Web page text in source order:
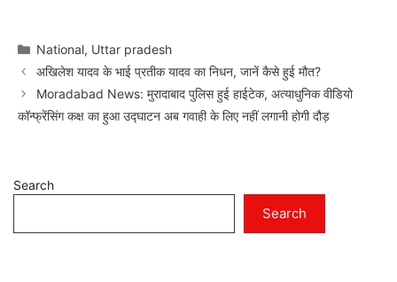
Categories
National, Uttar pradesh
अखिलेश यादव के भाई प्रतीक यादव का निधन, जानें कैसे हुई मौत?
Moradabad News: मुरादाबाद पुलिस हुई हाईटेक, अत्याधुनिक वीडियो
कॉन्फ्रेंसिंग कक्ष का हुआ उद्घाटन अब गवाही के लिए नहीं लगानी होगी दौड़
Search
Search